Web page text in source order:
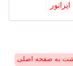
اپراتور
به صفحه اصلی